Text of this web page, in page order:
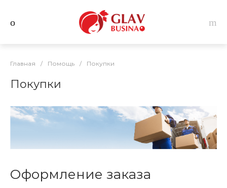
Главная / Помощь / Покупки
Покупки
Оформление заказа